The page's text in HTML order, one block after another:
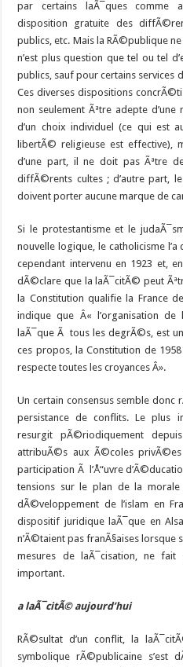
par certains laÃ¯ques comme
disposition gratuite des
publics, etc. Mais la RÃ©publique
n’est plus question que tel ou tel
publics, sauf pour certains services
Ces diverses dispositions
non seulement Ãªtre adepte
d’un choix individuel (ce qui est
libertÃ© religieuse est effective),
d’une part, il ne doit pas Ãªtre
diffÃ©rents cultes ; d’autre part,
doivent porter aucune marque de
Si le protestantisme et le
nouvelle logique, le catholicisme
cependant intervenu en 1923 et,
dÃ©clare que la laÃ¯citÃ© peut
la Constitution qualifie la France
indique que Â« l’organisation de
laÃ¯que Ã tous les degrÃ©s, est
ces propos, la Constitution de
respecte toutes les croyances Â».
Un certain consensus semble donc
persistance de conflits. Le plus
resurgit pÃ©riodiquement
attribuÃ©s aux Ã©coles
participation Ã l’Å“uvre
tensions sur le plan de la
dÃ©veloppement de l’islam en
dispositif juridique laÃ¯que en
n’Ã©taient pas franÃ§aises lorsque
mesures de laÃ¯cisation, ne fait
important.
a laÃ¯citÃ© aujourd’hui
RÃ©sultat d’un conflit, la
symbolique rÃ©publicaine s’est